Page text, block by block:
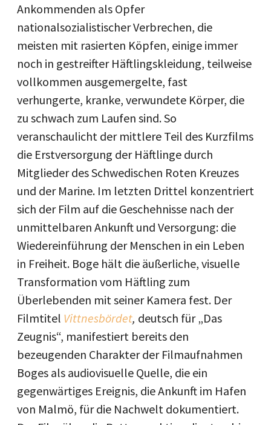
Ankommenden als Opfer
nationalsozialistischer Verbrechen, die
meisten mit rasierten Köpfen, einige immer
noch in gestreifter Häftlingskleidung, teilweise
vollkommen ausgemergelte, fast
verhungerte, kranke, verwundete Körper, die
zu schwach zum Laufen sind. So
veranschaulicht der mittlere Teil des Kurzfilms
die Erstversorgung der Häftlinge durch
Mitglieder des Schwedischen Roten Kreuzes
und der Marine. Im letzten Drittel konzentriert
sich der Film auf die Geschehnisse nach der
unmittelbaren Ankunft und Versorgung: die
Wiedereinführung der Menschen in ein Leben
in Freiheit. Boge hält die äußerliche, visuelle
Transformation vom Häftling zum
Überlebenden mit seiner Kamera fest. Der
Filmtitel Vittnesbördet, deutsch für „Das
Zeugnis“, manifestiert bereits den
bezeugenden Charakter der Filmaufnahmen
Boges als audiovisuelle Quelle, die ein
gegenwärtiges Ereignis, die Ankunft im Hafen
von Malmö, für die Nachwelt dokumentiert.